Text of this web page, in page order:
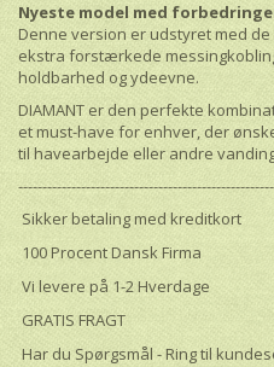
Nyeste model med
Denne version er udstyret med
ekstra forstærkede
holdbarhed og ydeevne.
DIAMANT er den perfekte
et must-have for enhver, der
til havearbejde eller andre
Sikker betaling med kreditkort
100 Procent Dansk Firma
Vi levere på 1-2 Hverdage
GRATIS FRAGT
Har du Spørgsmål - Ring til